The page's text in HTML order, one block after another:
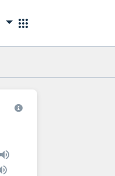
apps